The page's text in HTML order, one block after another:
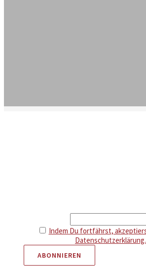
Indem Du fortfährst,
Datenschutzerklärung.